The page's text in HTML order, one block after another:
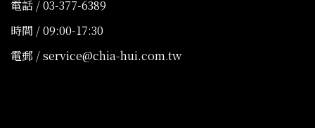
電話 / 03-377-6389
時間 / 09:00-17:30
電郵 / service@chia-hui.com.tw